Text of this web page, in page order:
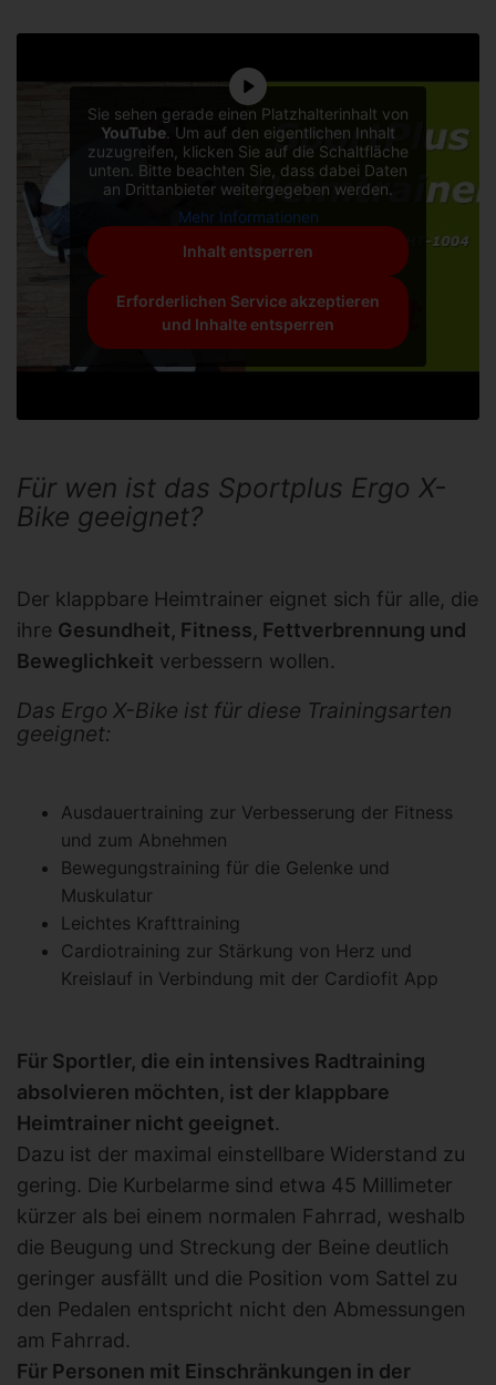
Sie sehen gerade einen Platzhalterinhalt von
YouTube. Um auf den eigentlichen Inhalt
zuzugreifen, klicken Sie auf die Schaltfläche
unten. Bitte beachten Sie, dass dabei Daten
an Drittanbieter weitergegeben werden.
Mehr Informationen
Inhalt entsperren
Erforderlichen Service akzeptieren
und Inhalte entsperren
Für wen ist das Sportplus Ergo X-
Bike geeignet?
Der klappbare Heimtrainer eignet sich für alle, die
ihre Gesundheit, Fitness, Fettverbrennung und
Beweglichkeit verbessern wollen.
Das Ergo X-Bike ist für diese Trainingsarten
geeignet:
Ausdauertraining zur Verbesserung der Fitness
und zum Abnehmen
Bewegungstraining für die Gelenke und
Muskulatur
Leichtes Krafttraining
Cardiotraining zur Stärkung von Herz und
Kreislauf in Verbindung mit der Cardiofit App
Für Sportler, die ein intensives Radtraining
absolvieren möchten, ist der klappbare
Heimtrainer nicht geeignet.
Dazu ist der maximal einstellbare Widerstand zu
gering. Die Kurbelarme sind etwa 45 Millimeter
kürzer als bei einem normalen Fahrrad, weshalb
die Beugung und Streckung der Beine deutlich
geringer ausfällt und die Position vom Sattel zu
den Pedalen entspricht nicht den Abmessungen
am Fahrrad.
Für Personen mit Einschränkungen in der